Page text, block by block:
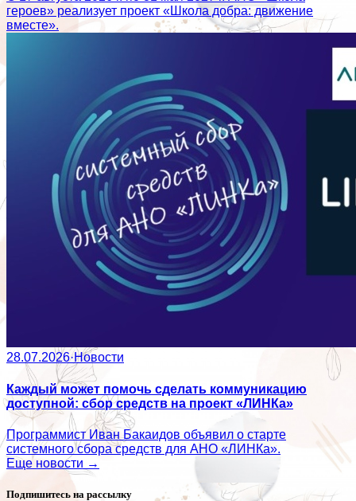
героев» реализует проект «Школа добра: движение
вместе».
28.07.2026·Новости
Каждый может помочь сделать коммуникацию
доступной: сбор средств на проект «ЛИНКа»
Программист Иван Бакаидов объявил о старте
системного сбора средств для АНО «ЛИНКа».
Еще новости →
Подпишитесь на рассылку